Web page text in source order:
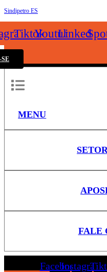
Sindipetro ES
TiktokYoutubeLinkedin
MENU
FALE
FacebookInstagram